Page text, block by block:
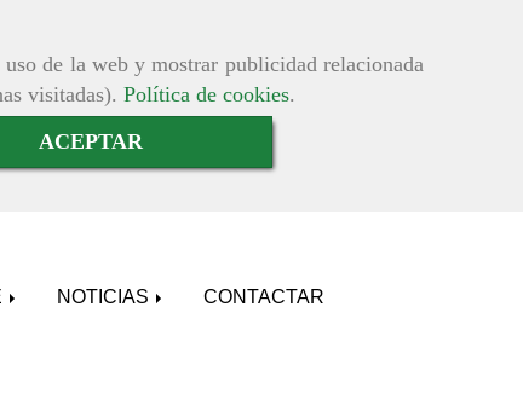
de la web y mostrar publicidad relacionada
visitadas). Política de cookies.
ACEPTAR
NOTICIAS CONTACTAR